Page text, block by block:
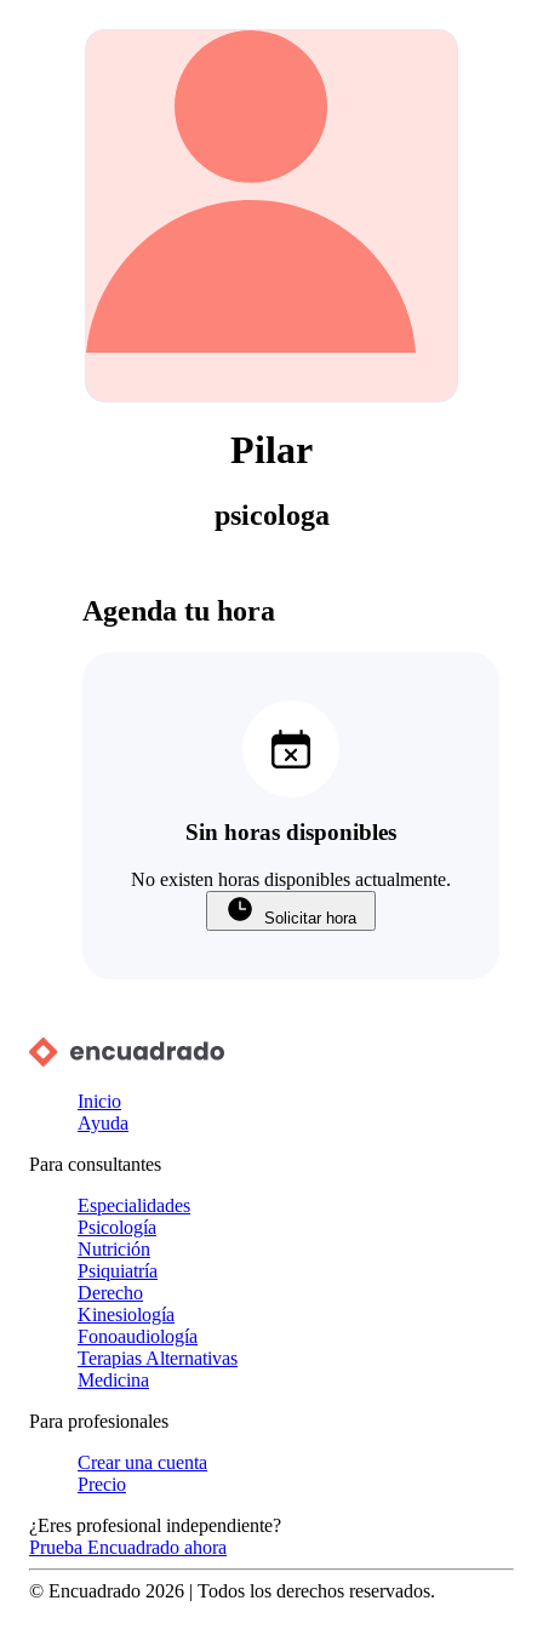
Pilar
psicologa
Agenda tu hora
Sin horas disponibles
No existen horas disponibles actualmente.
Solicitar hora
Inicio
Ayuda
Para consultantes
Especialidades
Psicología
Nutrición
Psiquiatría
Derecho
Kinesiología
Fonoaudiología
Terapias Alternativas
Medicina
Para profesionales
Crear una cuenta
Precio
¿Eres profesional independiente?
Prueba Encuadrado ahora
© Encuadrado 2026 | Todos los derechos reservados.